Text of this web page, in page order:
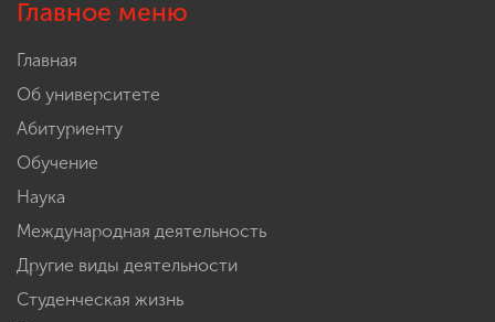
Главное меню
Главная
Об университете
Абитуриенту
Обучение
Наука
Международная деятельность
Другие виды деятельности
Студенческая жизнь